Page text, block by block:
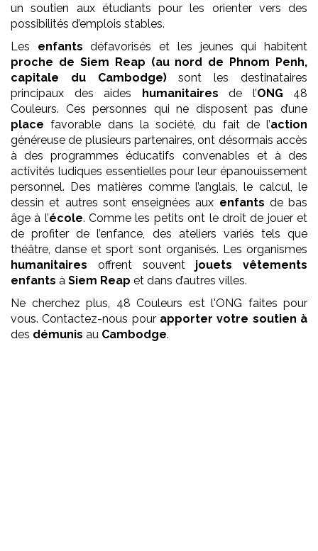
un soutien aux étudiants pour les orienter vers des
possibilités d’emplois stables.
Les enfants défavorisés et les jeunes qui habitent
proche de Siem Reap (au nord de Phnom Penh,
capitale du Cambodge)sont les destinataires
principaux des aides humanitaires de l’ONG 48
Couleurs. Ces personnes qui ne disposent pas d’une
placefavorable dans la société, du fait de l’action
généreuse de plusieurs partenaires, ont désormais accès
à des programmes éducatifs convenables et à des
activités ludiques essentielles pour leur épanouissement
personnel. Des matières comme l’anglais, le calcul, le
dessin et autres sont enseignées aux enfants de bas
âge à l’école. Comme les petits ont le droit de jouer et
de profiter de l’enfance, des ateliers variés tels que
théâtre, danse et sport sont organisés. Les organismes
humanitaires offrent souvent jouets vêtements
enfants à Siem Reap et dans d’autres villes.
Ne cherchez plus, 48 Couleurs est l'ONG faites pour
vous. Contactez-nous pour apporter votre soutien à
des démunis au Cambodge.